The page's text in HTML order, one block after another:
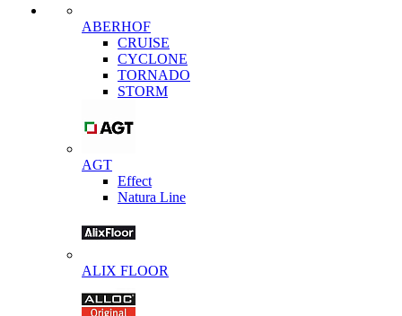
ABERHOF
CRUISE
CYCLONE
TORNADO
STORM
AGT
Effect
Natura Line
ALIX FLOOR